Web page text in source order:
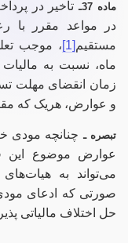
ماده 37ـ تاخیر در
در مواعد مقرر با
مستقیم [1]، موجب
ماه، نسبت به
زمان انقضای مهلت
و عوارض، هریک که
تبصره ـ چنانچه مودی
عوارض موضوع این
می‌تواند به
صورتی که ادعای
حل اختلاف مالیاتی
در صورتی که سابقه